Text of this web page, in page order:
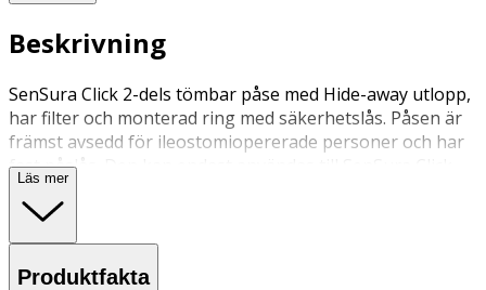
Beskrivning
SenSura Click 2-dels tömbar påse med Hide-away utlopp,
har filter och monterad ring med säkerhetslås. Påsen är
främst avsedd för ileostomiopererade personer och har
fast påslås. Den kan endast användas till SenSura Click
plattor.
Läs mer
Produktfakta